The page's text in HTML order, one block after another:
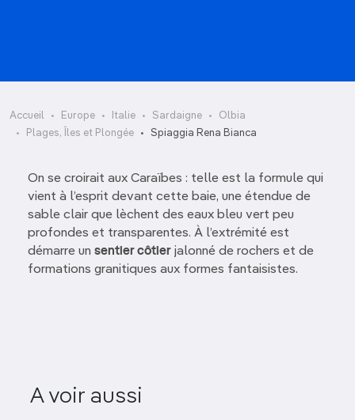
Accueil Europe Italie Sardaigne
Olbia
Plages, Îles et Plongée
Spiaggia Rena Bianca
On se croirait aux Caraïbes : telle est la formule qui
vient à l’esprit devant cette baie, une étendue de
sable clair que lèchent des eaux bleu vert peu
profondes et transparentes. À l’extrémité est
démarre un sentier côtier jalonné de rochers et de
formations granitiques aux formes fantaisistes.
A voir aussi
L'île de Tavolara